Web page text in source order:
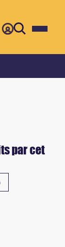
par cet